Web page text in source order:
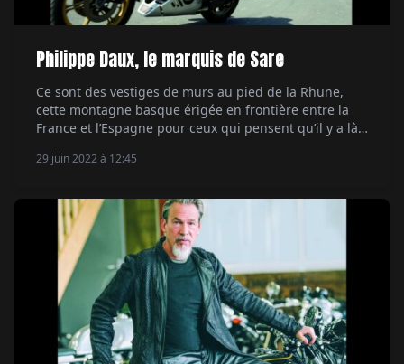
Philippe Daux, le marquis de Sare
Ce sont des vestiges de murs au pied de la Rhune,
cette montagne basque érigée en frontière entre la
France et l’Espagne pour ceux qui pensent qu’il y a là
manque pas d’intriguer le motard curieux. Cela tombe
de culture. Aussi, […]
29 juin 2022 à 12:45